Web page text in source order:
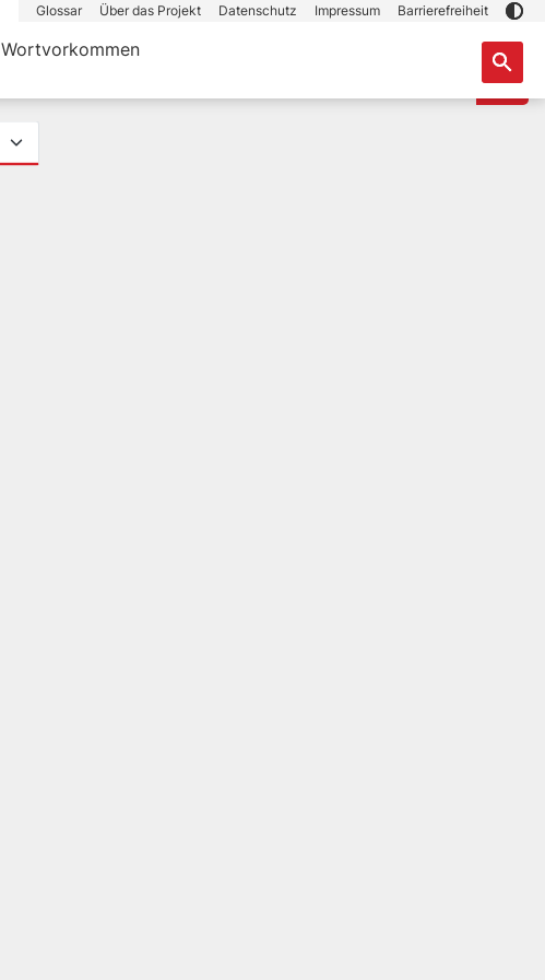
Glossar Über das Projekt Datenschutz Impressum Barrierefreiheit
Wortvorkommen